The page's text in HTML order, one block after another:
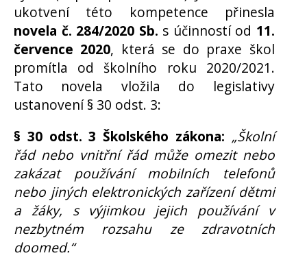
ukotvení této kompetence přinesla
novela č. 284/2020 Sb. s účinností od 11.
července 2020, která se do praxe škol
promítla od školního roku 2020/2021.
Tato novela vložila do legislativy
ustanovení § 30 odst. 3:
§ 30 odst. 3 Školského zákona: „Školní
řád nebo vnitřní řád může omezit nebo
zakázat používání mobilních telefonů
nebo jiných elektronických zařízení dětmi
a žáky, s výjimkou jejich používání v
nezbytném rozsahu ze zdravotních
doomed.“